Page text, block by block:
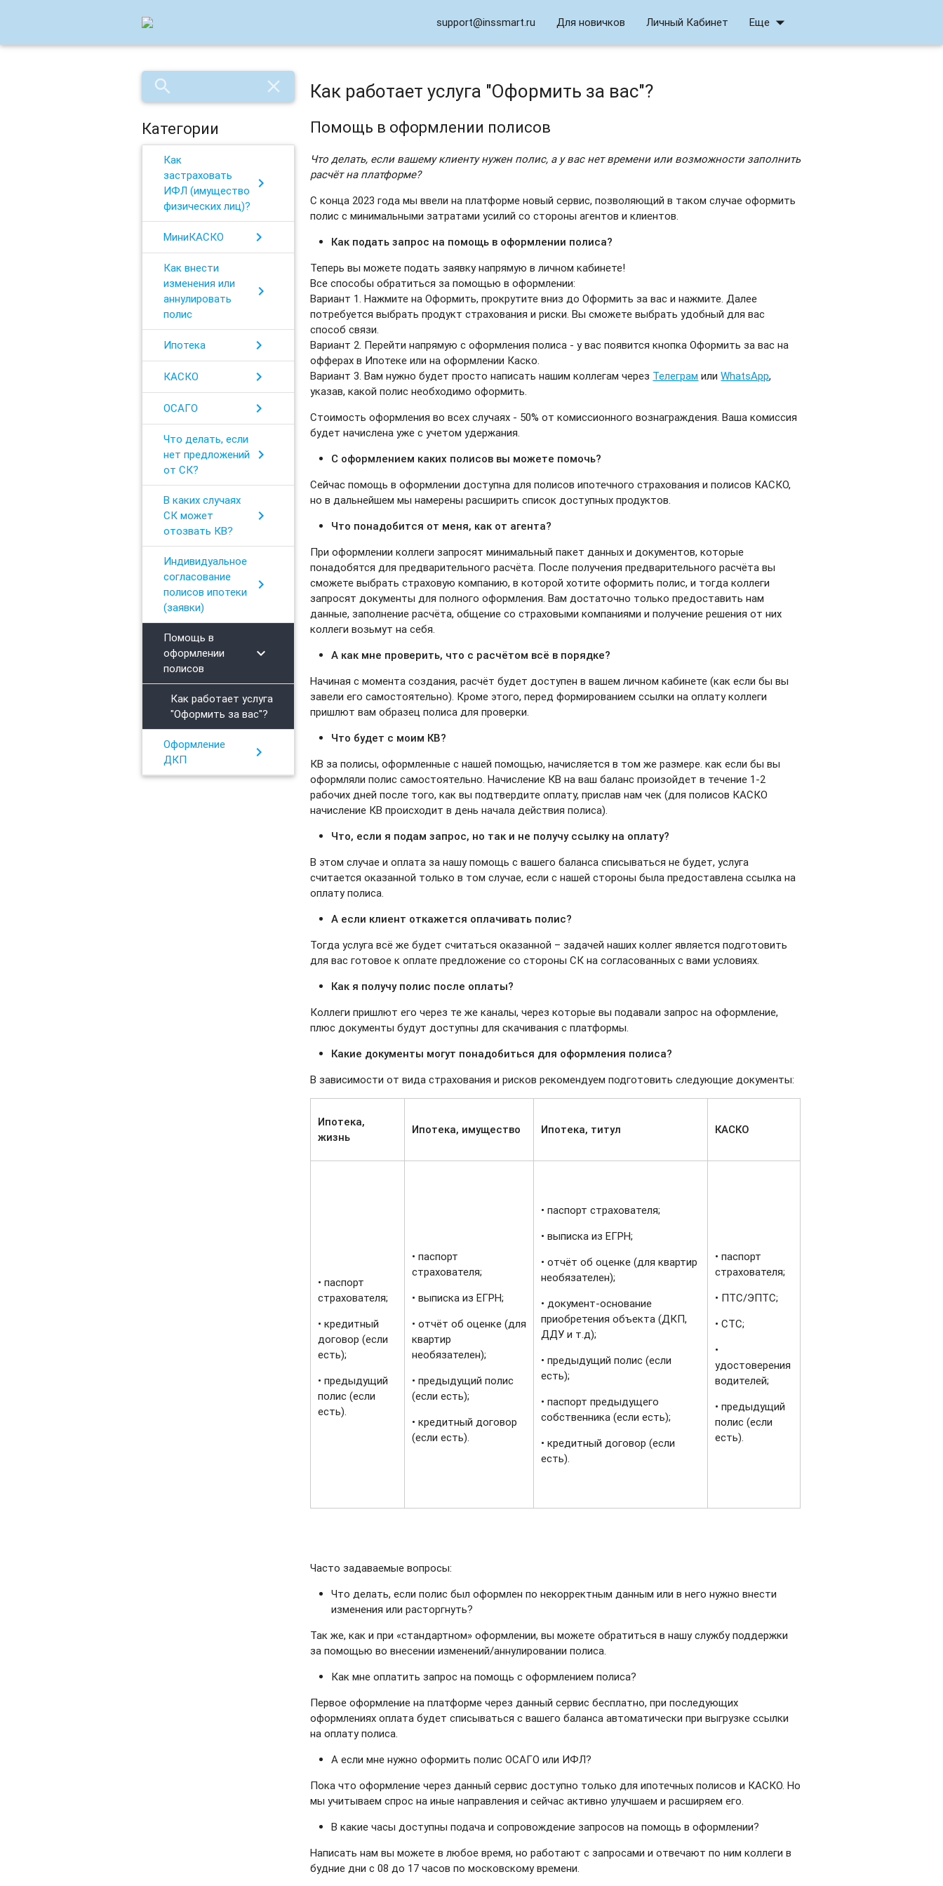
support@inssmart.ru Для новичков Личный Кабинет Еще arrow_drop_down
search close
Категории
Как
застраховать
ИФЛ (имущество
физических лиц)?
chevron_right
МиниКАСКО chevron_right
Как внести
изменения или
аннулировать
полис
chevron_right
Ипотека chevron_right
КАСКО chevron_right
ОСАГО chevron_right
Что делать, если
нет предложений
от СК?
chevron_right
В каких случаях
СК может
отозвать КВ?
chevron_right
Индивидуальное
согласование
полисов ипотеки
(заявки)
chevron_right
Помощь в
оформлении
полисов
chevron_right
Как работает услуга
"Оформить за вас"?
Оформление
ДКП
chevron_right
Как работает услуга "Оформить за вас"?
Помощь в оформлении полисов
Что делать, если вашему клиенту нужен полис, а у вас нет времени или возможности заполнить
расчёт на платформе?
С конца 2023 года мы ввели на платформе новый сервис, позволяющий в таком случае оформить
полис с минимальными затратами усилий со стороны агентов и клиентов.
Как подать запрос на помощь в оформлении полиса?
Теперь вы можете подать заявку напрямую в личном кабинете!
Все способы обратиться за помощью в оформлении:
Вариант 1. Нажмите на Оформить, прокрутите вниз до Оформить за вас и нажмите. Далее
потребуется выбрать продукт страхования и риски. Вы сможете выбрать удобный для вас
способ связи.
Вариант 2. Перейти напрямую с оформления полиса - у вас появится кнопка Оформить за вас на
офферах в Ипотеке или на оформлении Каско.
Вариант 3. Вам нужно будет просто написать нашим коллегам через Телеграм илиWhatsApp,
указав, какой полис необходимо оформить.
Стоимость оформления во всех случаях - 50% от комиссионного вознаграждения. Ваша комиссия
будет начислена уже с учетом удержания.
С оформлением каких полисов вы можете помочь?
Сейчас помощь в оформлении доступна для полисов ипотечного страхования и полисов КАСКО,
но в дальнейшем мы намерены расширить список доступных продуктов.
Что понадобится от меня, как от агента?
При оформлении коллеги запросят минимальный пакет данных и документов, которые
понадобятся для предварительного расчёта. После получения предварительного расчёта вы
сможете выбрать страховую компанию, в которой хотите оформить полис, и тогда коллеги
запросят документы для полного оформления. Вам достаточно только предоставить нам
данные, заполнение расчёта, общение со страховыми компаниями и получение решения от них
коллеги возьмут на себя.
А как мне проверить, что с расчётом всё в порядке?
Начиная с момента создания, расчёт будет доступен в вашем личном кабинете (как если бы вы
завели его самостоятельно). Кроме этого, перед формированием ссылки на оплату коллеги
пришлют вам образец полиса для проверки.
Что будет с моим КВ?
КВ за полисы, оформленные с нашей помощью, начисляется в том же размере. как если бы вы
оформляли полис самостоятельно. Начисление КВ на ваш баланс произойдет в течение 1-2
рабочих дней после того, как вы подтвердите оплату, прислав нам чек (для полисов КАСКО
начисление КВ происходит в день начала действия полиса).
Что, если я подам запрос, но так и не получу ссылку на оплату?
В этом случае и оплата за нашу помощь с вашего баланса списываться не будет, услуга
считается оказанной только в том случае, если с нашей стороны была предоставлена ссылка на
оплату полиса.
А если клиент откажется оплачивать полис?
Тогда услуга всё же будет считаться оказанной – задачей наших коллег является подготовить
для вас готовое к оплате предложение со стороны СК на согласованных с вами условиях.
Как я получу полис после оплаты?
Коллеги пришлют его через те же каналы, через которые вы подавали запрос на оформление,
плюс документы будут доступны для скачивания с платформы.
Какие документы могут понадобиться для оформления полиса?
В зависимости от вида страхования и рисков рекомендуем подготовить следующие документы:
Ипотека,
жизнь
Ипотека, имущество Ипотека, титул КАСКО
•‎ паспорт
страхователя;
•‎ кредитный
договор (если
есть);
•‎ предыдущий
полис (если
есть).
•‎ паспорт
страхователя;
•‎ выписка из ЕГРН;
•‎ отчёт об оценке (для
квартир
необязателен);
•‎ предыдущий полис
(если есть);
•‎ кредитный договор
(если есть).
•‎ паспорт страхователя;
•‎ выписка из ЕГРН;
•‎ отчёт об оценке (для квартир
необязателен);
•‎ документ-основание
приобретения объекта (ДКП,
ДДУ и т.д);
•‎ предыдущий полис (если
есть);
•‎ паспорт предыдущего
собственника (если есть);
•‎ кредитный договор (если
есть).
•‎ паспорт
страхователя;
•‎ ПТС/ЭПТС;
•‎ СТС;
•‎
удостоверения
водителей;
•‎ предыдущий
полис (если
есть).
Часто задаваемые вопросы:
Что делать, если полис был оформлен по некорректным данным или в него нужно внести
изменения или расторгнуть?
Так же, как и при «стандартном» оформлении, вы можете обратиться в нашу службу поддержки
за помощью во внесении изменений/аннулировании полиса.
Как мне оплатить запрос на помощь с оформлением полиса?
Первое оформление на платформе через данный сервис бесплатно, при последующих
оформлениях оплата будет списываться с вашего баланса автоматически при выгрузке ссылки
на оплату полиса.
А если мне нужно оформить полис ОСАГО или ИФЛ?
Пока что оформление через данный сервис доступно только для ипотечных полисов и КАСКО. Но
мы учитываем спрос на иные направления и сейчас активно улучшаем и расширяем его.
В какие часы доступны подача и сопровождение запросов на помощь в оформлении?
Написать нам вы можете в любое время, но работают с запросами и отвечают по ним коллеги в
будние дни с 08 до 17 часов по московскому времени.